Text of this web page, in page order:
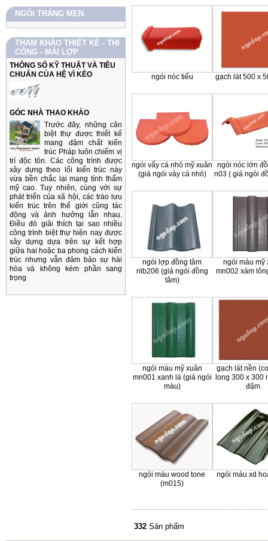
NGÓI TRÁNG MEN
THAM KHẢO THIẾT KẾ - THI
CÔNG - MÁI LỢP
THÔNG SỐ KỸ THUẬT VÀ TIÊU
CHUẨN CỦA HỆ VÌ KÈO
GÓC NHÀ THAO KHẢO
Trước đây, những căn
biệt thự được thiết kế
mang đậm chất kiến
trúc Pháp luôn chiếm vị
trí độc tôn. Các công trình được
xây dựng theo lối kiến trúc này
vừa bền chắc lại mang tính thẩm
mỹ cao. Tuy nhiên, cùng với sự
phát triển của xã hội, các trào lưu
kiến trúc trên thế giới cũng tác
động và ảnh hưởng lẫn nhau.
Điều đó giải thích tại sao nhiều
công trình biệt thự hiện nay được
xây dựng dựa trên sự kết hợp
giữa hai hoặc ba phong cách kiến
trúc nhưng vẫn đảm bảo sự hài
hòa và không kém phần sang
trọng
ngói nóc tiểu gạch lát 500 x
ngói vẩy cá nhỏ mỹ xuân
(giá ngói vảy cá nhỏ)
ngói nóc lớn
n03 ( giá ngói
ngói lợp đồng tâm
nlb206 (giá ngói đồng
tâm)
ngói màu mỹ
mn002 xám
ngói màu mỹ xuân
mn001 xanh lá (giá ngói
màu)
gạch lát nền
long 300 x 300
đậm
ngói màu wood tone
(m015)
ngói màu xd
332Sản phẩm